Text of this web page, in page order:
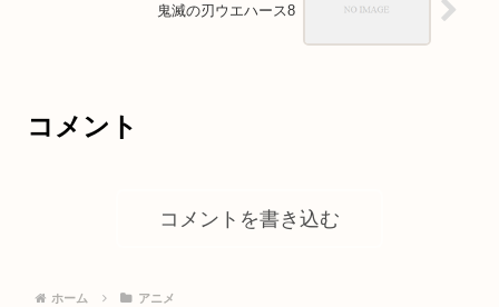
鬼滅の刃ウエハース8
コメント
コメントを書き込む
ホーム アニメ